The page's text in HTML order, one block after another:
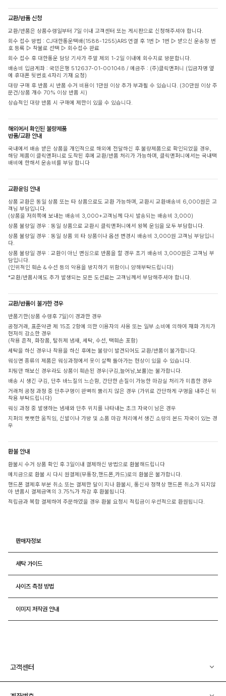
교환/반품 신청
교환/반품은 상품수령일부터 7일 이내 고객센터 또는 게시판으로 신청해주셔야 합니다.
회수 접수 방법 : CJ대한통운택배(1588-1255)ARS 연결 후 1번 ▷ 1번 ▷ 받으신 운송장 번
호 등록 ▷ 착불로 선택 ▷ 회수접수 완료
회수 접수 후 대한통운 담당 기사가 주말 제외 1-2일 이내에 회수지로 방문합니다.
배송비 입금계좌 : 국민은행 512637-01-001048 / 예금주 : (주)클릭앤퍼니 (입금자명 옆
에 휴대폰 뒷번호 4자리 기재 요청)
대량 구매 후 반품 시 반품 수거 비용이 1만원 이상 추가 부과될 수 있습니다. (30만원 이상 주
문건/상품 개수 70% 이상 반품 시)
상습적인 대량 반품 시 구매에 제한이 있을 수 있습니다.
해외에서 확인된 불량제품
반품/교환 안내
국내에서 배송 받은 상품을 개인적으로 해외에 전달하신 후 불량제품으로 확인되었을 경우,
해당 제품이 클릭앤퍼니로 도착된 후에 교환/반품 처리가 가능하며, 클릭앤퍼니에서는 국내택
배비에 한해서 운송비를 부담 합니다
교환운임 안내
상품 교환은 동일 상품 또는 타 상품으로도 교환 가능하며, 교환시 교환배송비 6,000원은 고
객님 부담입니다.
(상품을 저희쪽에 보내는 배송비 3,000+고객님께 다시 발송되는 배송비 3,000)
상품 불량일 경우 : 동일 상품으로 교환시 클릭앤퍼니에서 왕복 운임을 모두 부담합니다.
상품 불량일 경우 : 동일 상품 외 타 상품이나 옵션 변경시 배송비 3,000원 고객님 부담입니
다.
상품 불량일 경우 : 교환이 아닌 변심으로 반품을 할 경우 초기 배송비 3,000원은 고객님 부
담입니다.
(인위적인 훼손 & 수선 등의 악용을 방지하기 위함이니 양해부탁드립니다)
*교환/반품시에도 추가 발생되는 모든 도선료는 고객님께서 부담해주셔야 합니다.
교환/반품이 불가한 경우
반품기한(상품 수령후 7일)이 경과한 경우
공정거래, 표준약관 제 15조 2항에 의한 이용자의 사용 또는 일부 소비에 의하여 재화 가치가
현저히 감소한 경우
(착용 흔적, 화장품, 탈취제 냄새, 세탁, 수선, 택훼손 포함)
세탁을 하신 경우나 착용을 하신 후에는 불량이 발견되어도 교환/반품이 불가합니다.
워싱면 종류의 제품은 워싱과정에서 옷이 살짝 돌아가는 현상이 있을 수 있습니다.
피팅만 해보신 경우라도 상품이 훼손된 경우(구김,늘어남,보풀)는 불가합니다.
배송 시 생긴 구김, 단추 바느질의 느슨함, 간단한 손질이 가능한 마감실 처리가 미흡한 경우
거래처 공정 과정 중 단추구멍이 완벽히 뚫리지 않은 경우 (가위로 간단하게 구멍을 내주신 뒤
착용 부탁드립니다)
워싱 과정 중 발생하는 냄새와 단추 위치를 나타내는 초크 자국이 남은 경우
지퍼의 뻣뻣한 움직임, 신발이나 가방 및 소품 마감 처리에서 생긴 소량의 본드 자국이 있는 경
우
환불 안내
환불시 수거 상품 확인 후 3일이내 결제하신 방법으로 환불해드립니다
예치금으로 환불 시 다시 원결제(무통장,핸드폰,카드)로의 환불은 불가합니다.
핸드폰 결제후 부분 취소 또는 결제한 달이 지나 환불시, 통신사 정책상 핸드폰 취소가 되지않
아 반품시 결제금액의 3.75%가 차감 후 환불됩니다.
적립금과 복합 결제하여 주문하였을 경우 환불 요청시 적립금이 우선적으로 환원됩니다.
판매자정보
세탁 가이드
사이즈 측정 방법
이미지 저작권 안내
고객센터